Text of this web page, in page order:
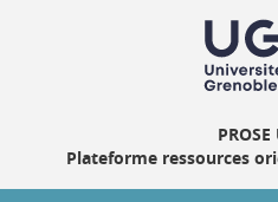
Plateforme ressources